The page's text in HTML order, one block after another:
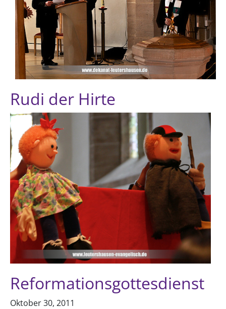
Rudi der Hirte
Reformationsgottesdienst
Oktober 30, 2011